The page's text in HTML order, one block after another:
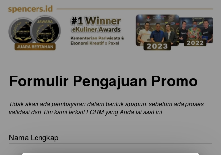
Formulir Pengajuan Promo
Tidak akan ada pembayaran dalam bentuk apapun, sebelum ada proses
validasi dari Tim kami terkait FORM yang Anda isi saat ini
Nama Lengkap